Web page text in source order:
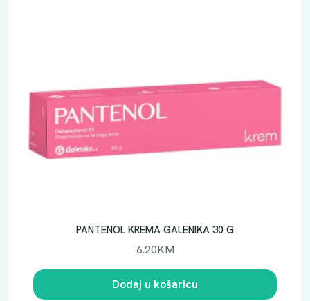
PANTENOL KREMA GALENIKA 30 G
6.20KM
Dodaj u košaricu